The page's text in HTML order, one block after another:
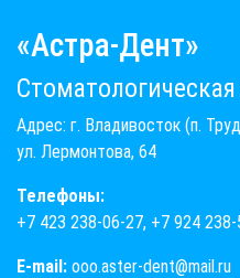
«Астра-Дент»
Адрес: г. Владивосток (п.
ул. Лермонтова, 64
Телефоны:
+7 423 238-06-27, +7 924
E-mail: ooo.aster-dent@mail.ru